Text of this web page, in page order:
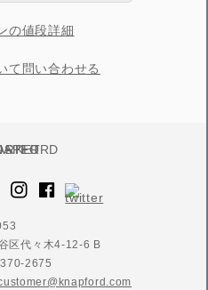
の値段詳細
て問い合わせる
区代々木4-12-6 B
2675